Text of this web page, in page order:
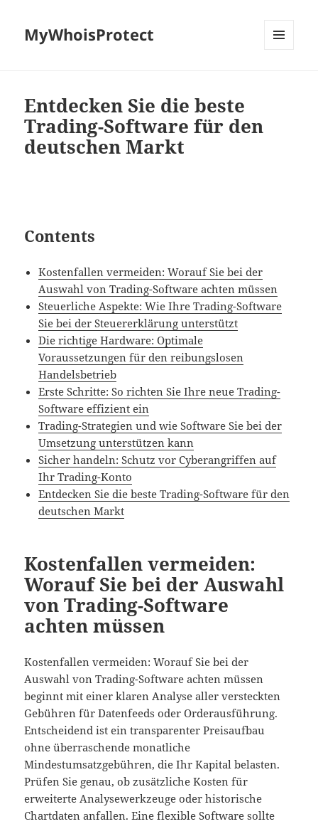
MyWhoisProtect
Entdecken Sie die beste
Trading-Software für den
deutschen Markt
Contents
Kostenfallen vermeiden: Worauf Sie bei der
Auswahl von Trading-Software achten müssen
Steuerliche Aspekte: Wie Ihre Trading-Software
Sie bei der Steuererklärung unterstützt
Die richtige Hardware: Optimale
Voraussetzungen für den reibungslosen
Handelsbetrieb
Erste Schritte: So richten Sie Ihre neue Trading-
Software effizient ein
Trading-Strategien und wie Software Sie bei der
Umsetzung unterstützen kann
Sicher handeln: Schutz vor Cyberangriffen auf
Ihr Trading-Konto
Entdecken Sie die beste Trading-Software für den
deutschen Markt
Kostenfallen vermeiden:
Worauf Sie bei der Auswahl
von Trading-Software
achten müssen
Kostenfallen vermeiden: Worauf Sie bei der
Auswahl von Trading-Software achten müssen
beginnt mit einer klaren Analyse aller versteckten
Gebühren für Datenfeeds oder Orderausführung.
Entscheidend ist ein transparenter Preisaufbau
ohne überraschende monatliche
Mindestumsatzgebühren, die Ihr Kapital belasten.
Prüfen Sie genau, ob zusätzliche Kosten für
erweiterte Analysewerkzeuge oder historische
Chartdaten anfallen. Eine flexible Software sollte